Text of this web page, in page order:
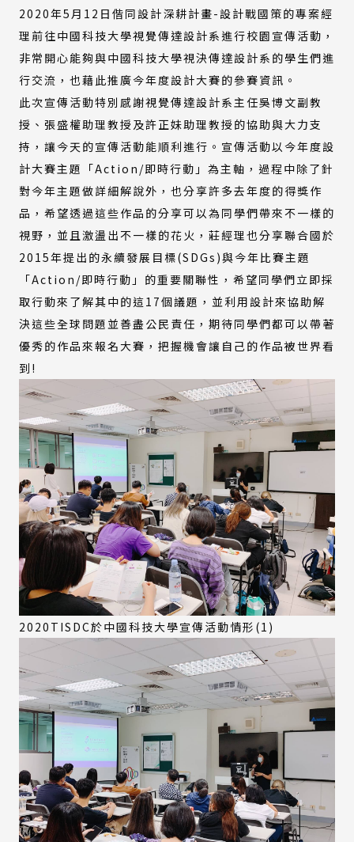
2020年5月12日偕同設計深耕計畫-設計戰國策的專案經
理前往中國科技大學視覺傳達設計系進行校園宣傳活動，
非常開心能夠與中國科技大學視決傳達設計系的學生們進
行交流，也藉此推廣今年度設計大賽的參賽資訊。
此次宣傳活動特別感謝視覺傳達設計系主任吳博文副教
授、張盛權助理教授及許正妹助理教授的協助與大力支
持，讓今天的宣傳活動能順利進行。宣傳活動以今年度設
計大賽主題「Action/即時行動」為主軸，過程中除了針
對今年主題做詳細解說外，也分享許多去年度的得獎作
品，希望透過這些作品的分享可以為同學們帶來不一樣的
視野，並且激盪出不一樣的花火，莊經理也分享聯合國於
2015年提出的永續發展目標(SDGs)與今年比賽主題
「Action/即時行動」的重要關聯性，希望同學們立即採
取行動來了解其中的這17個議題，並利用設計來協助解
決這些全球問題並善盡公民責任，期待同學們都可以帶著
優秀的作品來報名大賽，把握機會讓自己的作品被世界看
到!
2020TISDC於中國科技大學宣傳活動情形(1)